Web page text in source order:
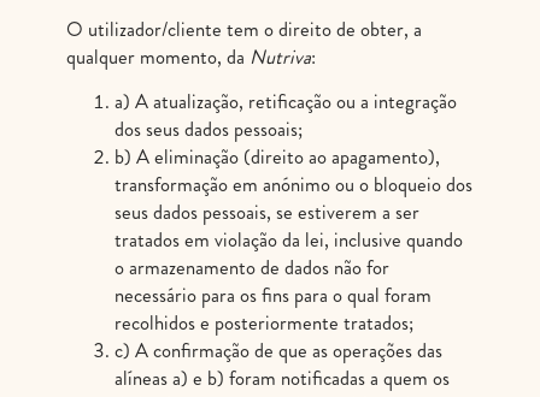
O utilizador/cliente tem o direito de obter, a
qualquer momento, da Nutriva:
a) A atualização, retificação ou a integração
dos seus dados pessoais;
b) A eliminação (direito ao apagamento),
transformação em anónimo ou o bloqueio dos
seus dados pessoais, se estiverem a ser
tratados em violação da lei, inclusive quando
o armazenamento de dados não for
necessário para os fins para o qual foram
recolhidos e posteriormente tratados;
c) A confirmação de que as operações das
alíneas a) e b) foram notificadas a quem os